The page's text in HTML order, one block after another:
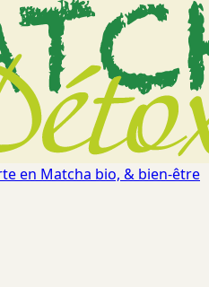
en Matcha bio, & bien-être